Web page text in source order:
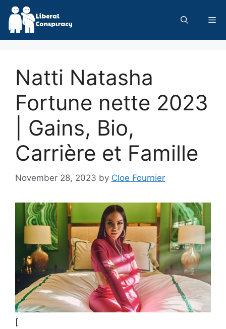
Skip
content
Natti Natasha
Fortune nette 2023
| Gains, Bio,
Carrière et Famille
November 28, 2023 by Cloe Fournier
[